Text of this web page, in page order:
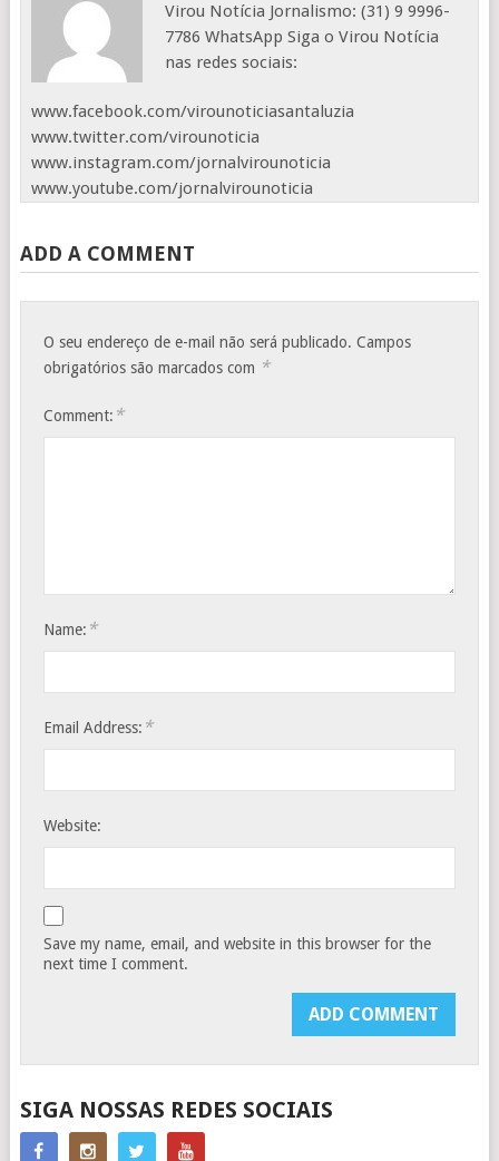
Virou Notícia Jornalismo: (31) 9 9996-
7786 WhatsApp Siga o Virou Notícia
nas redes sociais:
www.facebook.com/virounoticiasantaluzia
www.twitter.com/virounoticia
www.instagram.com/jornalvirounoticia
www.youtube.com/jornalvirounoticia
ADD A COMMENT
O seu endereço de e-mail não será publicado. Campos
obrigatórios são marcados com *
Comment: *
Name: *
Email Address: *
Website:
Save my name, email, and website in this browser for the
next time I comment.
SIGA NOSSAS REDES SOCIAIS